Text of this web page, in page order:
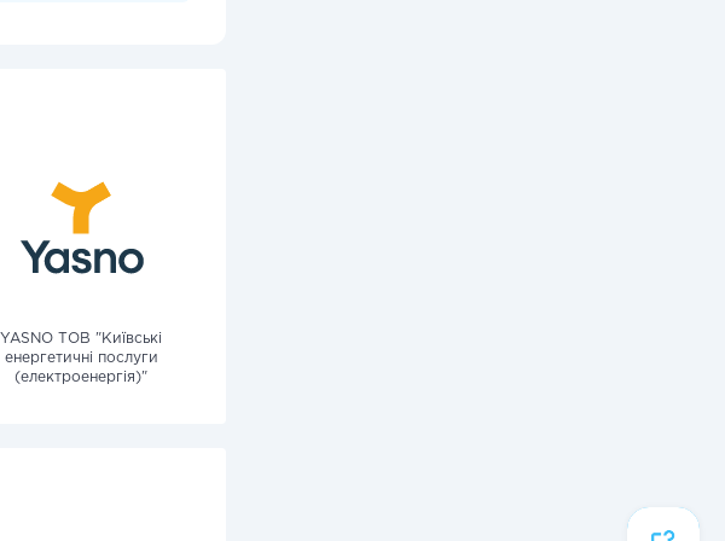
YASNO ТОВ "Київські
енергетичні послуги
(електроенергія)"